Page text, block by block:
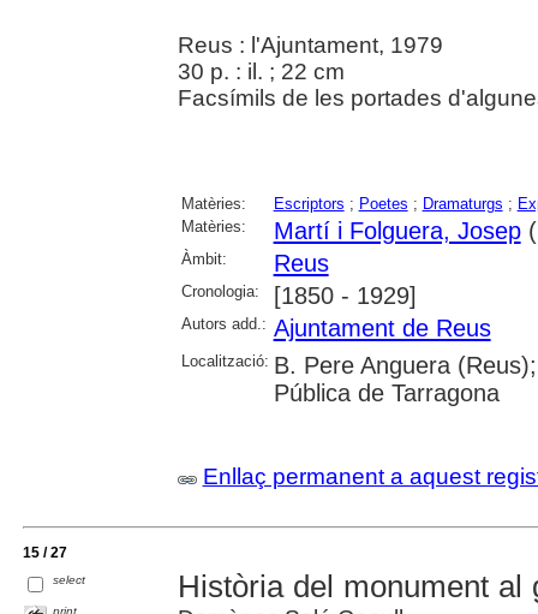
Reus : l'Ajuntament, 1979
30 p. : il. ; 22 cm
Facsímils de les portades
Matèries: Escriptors ; Poetes ; Dramaturgs ;
Matèries:
Martí i Folguera, Josep
Àmbit: Reus
Cronologia: [1850 - 1929]
Autors add.: Ajuntament de Reus
Localització: B. Pere Anguera
Pública de Tarragona
Enllaç permanent a aquest
15 / 27
select
print
Història del monument al